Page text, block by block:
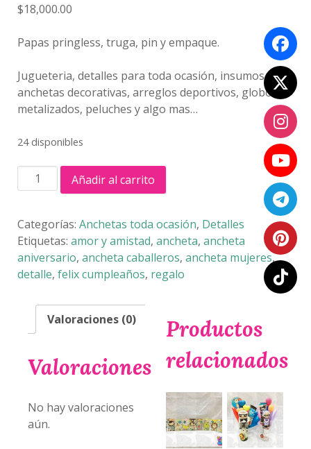
$18,000.00
Papas pringless, truga, pin y empaque.
Jugueteria, detalles para toda ocasión, insumos para
anchetas decorativas, arreglos deportivos, globos
metalizados, peluches y algo mas…
24 disponibles
ANCHETA
ONCES
Añadir al carrito
Categorías: Anchetas toda ocasión, Detalles
Etiquetas: amor y amistad, ancheta, ancheta
aniversario, ancheta caballeros, ancheta mujeres,
detalle, felix cumpleaños, regalo
Valoraciones (0)
Valoraciones
No hay valoraciones
aún.
Productos
relacionados